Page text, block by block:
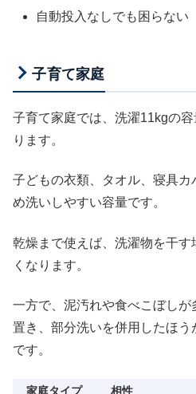
自動投入なしでも困らない
子育て家庭
子育て家庭では、洗濯11kgの
ります。
子どもの衣類、タオル、寝具カ
め洗いしやすい容量です。
乾燥まで使えば、洗濯物を干す
くなります。
一方で、泥汚れや食べこぼし
置き、部分洗いを併用したほ
です。
家庭タイプ 相性